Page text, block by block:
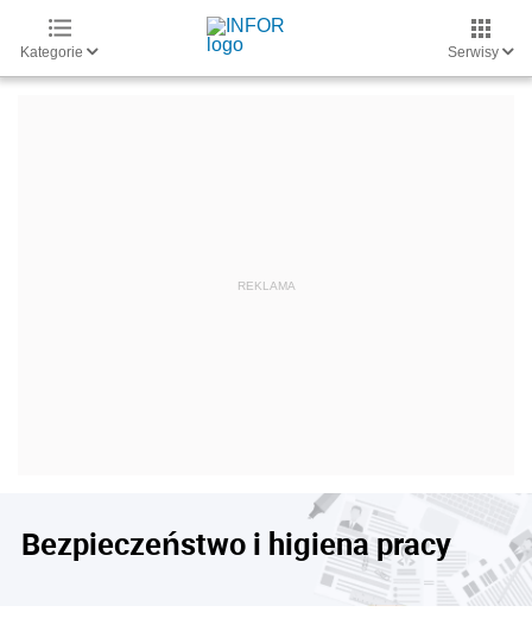
Kategorie Serwisy
Bezpieczeństwo i higiena pracy